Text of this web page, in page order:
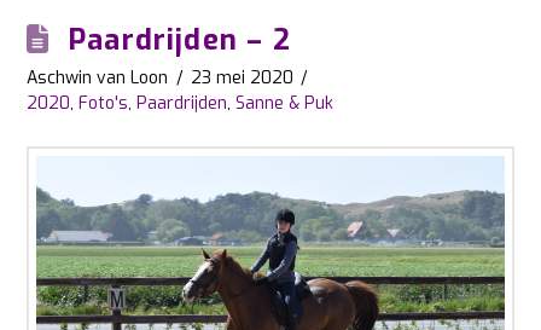
Paardrijden – 2
Aschwin van Loon
23 mei 2020
2020,Foto's,Paardrijden,Sanne & Puk